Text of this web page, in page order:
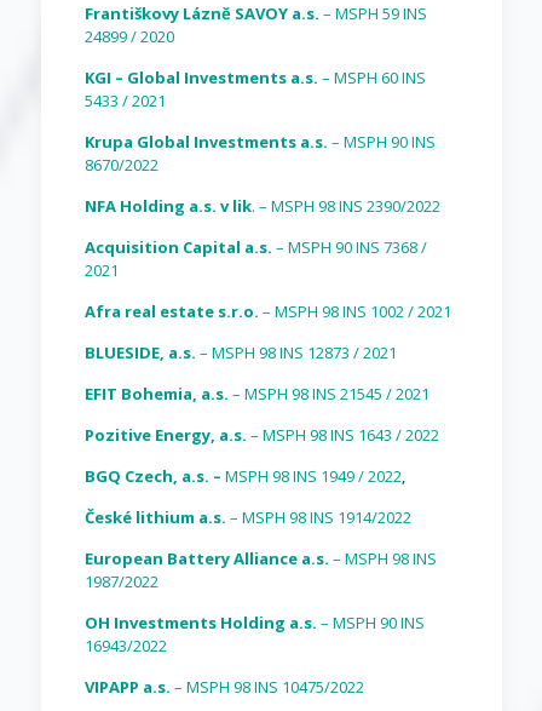
Františkovy Lázně SAVOY a.s. – MSPH 59 INS
24899 / 2020
KGI – Global Investments a.s. – MSPH 60 INS
5433 / 2021
Krupa Global Investments a.s. – MSPH 90 INS
8670/2022
NFA Holding a.s. v lik. – MSPH 98 INS 2390/2022
Acquisition Capital a.s. – MSPH 90 INS 7368 /
2021
Afra real estate s.r.o. – MSPH 98 INS 1002 / 2021
BLUESIDE, a.s. – MSPH 98 INS 12873 / 2021
EFIT Bohemia, a.s. – MSPH 98 INS 21545 / 2021
Pozitive Energy, a.s. – MSPH 98 INS 1643 / 2022
BGQ Czech, a.s. – MSPH 98 INS 1949 / 2022,
České lithium a.s. – MSPH 98 INS 1914/2022
European Battery Alliance a.s. – MSPH 98 INS
1987/2022
OH Investments Holding a.s. – MSPH 90 INS
16943/2022
VIPAPP a.s. – MSPH 98 INS 10475/2022